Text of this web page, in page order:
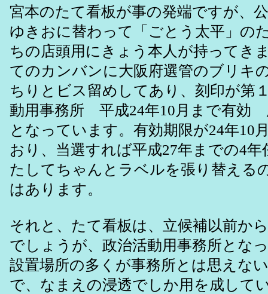
宮本のたて看板が事の発端ですが、
ゆきおに替わって「ごとう太平」の
ちの店頭用にきょう本人が持ってき
てのカンバンに大阪府選管のブリキ
ちりとビス留めしてあり、刻印が第
動用事務所 平成24年10月まで有効
となっています。有効期限が24年10
おり、当選すれば平成27年までの4年
たしてちゃんとラベルを張り替える
はあります。
それと、たて看板は、立候補以前か
でしょうが、政治活動用事務所とな
設置場所の多くが事務所とは思えな
で、なまえの浸透でしか用を成して